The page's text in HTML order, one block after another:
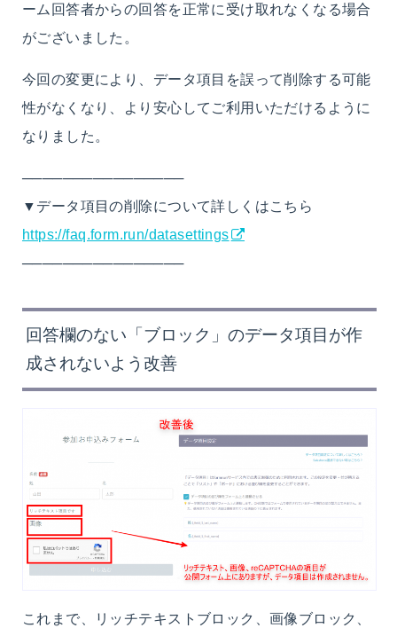
ーム回答者からの回答を正常に受け取れなくなる場合
がございました。
今回の変更により、データ項目を誤って削除する可能
性がなくなり、より安心してご利用いただけるように
なりました。
────────────────
▼データ項目の削除について詳しくはこちら
https://faq.form.run/datasettings
────────────────
回答欄のない「ブロック」のデータ項目が作
成されないよう改善
これまで、リッチテキストブロック、画像ブロック、